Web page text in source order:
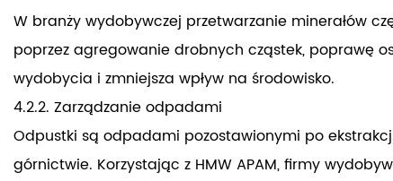
W branży wydobywczej przetwarzanie minerałów
poprzez agregowanie drobnych cząstek, poprawę
wydobycia i zmniejsza wpływ na środowisko.
4.2.2. Zarządzanie odpadami
Odpustki są odpadami pozostawionymi po
górnictwie. Korzystając z HMW APAM, firmy